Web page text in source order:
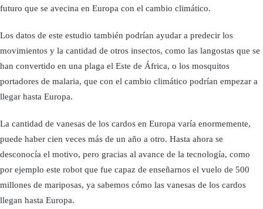
futuro que se avecina en Europa con el cambio climático.
Los datos de este estudio también podrían ayudar a predecir los
movimientos y la cantidad de otros insectos, como las langostas que se
han convertido en una plaga el Este de África, o los mosquitos
portadores de malaria, que con el cambio climático podrían empezar a
llegar hasta Europa.
La cantidad de vanesas de los cardos en Europa varía enormemente,
puede haber cien veces más de un año a otro. Hasta ahora se
desconocía el motivo, pero gracias al avance de la tecnología, como
por ejemplo este robot que fue capaz de enseñarnos el vuelo de 500
millones de mariposas, ya sabemos cómo las vanesas de los cardos
llegan hasta Europa.